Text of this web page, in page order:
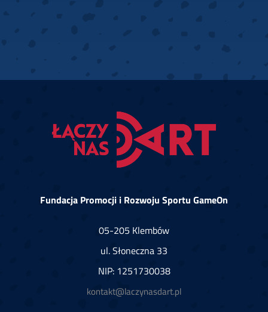
Fundacja Promocji i Rozwoju Sportu GameOn
05-205 Klembów
ul. Słoneczna 33
NIP: 1251730038
kontakt@laczynasdart.pl